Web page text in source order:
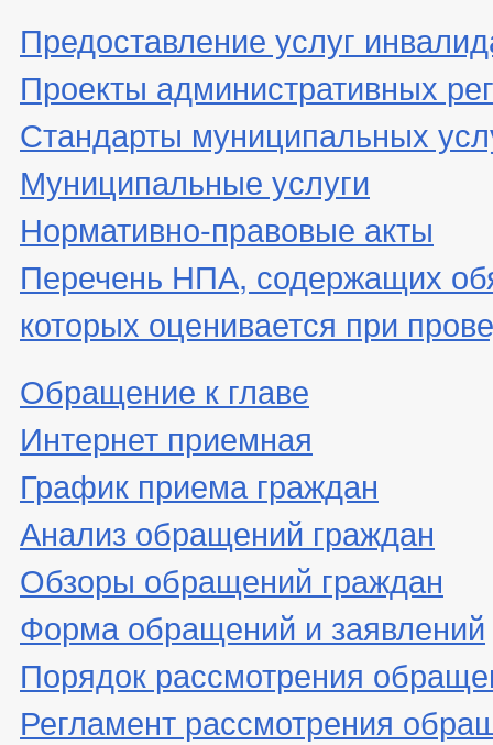
Предоставление услуг
Проекты административных
Стандарты муниципальных
Муниципальные услуги
Нормативно-правовые акты
Перечень НПА, содержащих
которых оценивается при
Обращение к главе
Интернет приемная
График приема граждан
Анализ обращений граждан
Обзоры обращений граждан
Форма обращений и заявлений
Порядок рассмотрения
Регламент рассмотрения